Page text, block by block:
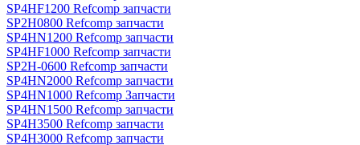
SP4HF1200 Refcomp запчасти
SP2H0800 Refcomp запчасти
SP4HN1200 Refcomp запчасти
SP4HF1000 Refcomp запчасти
SP2H-0600 Refcomp запчасти
SP4HN2000 Refcomp запчасти
SP4HN1000 Refcomp Запчасти
SP4HN1500 Refcomp запчасти
SP4H3500 Refcomp запчасти
SP4H3000 Refcomp запчасти